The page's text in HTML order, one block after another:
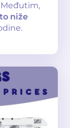
niže